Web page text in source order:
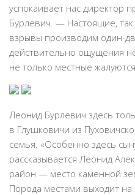
успокаивает нас директор
Бурлевич. — Настоящие,
взрывы производим один-
действительно ощущения
не только местные
Леонид Бурлевич здесь
в Глушковичи из
семья. «Особенно здесь
рассказывается Леонид
район — место каменной
Порода местами выходит